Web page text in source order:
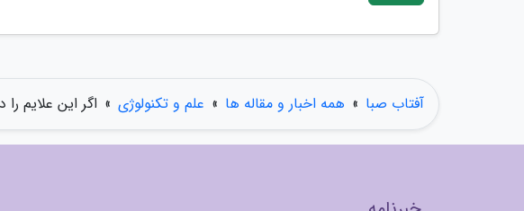
آفتاب صبا » همه اخبار و مقاله ها » علم و تکنولوژی » اگر این علایم